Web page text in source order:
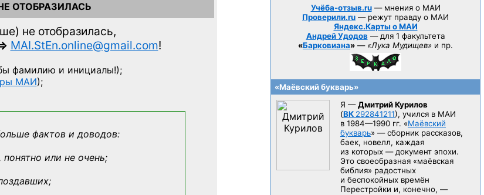
ОТОБРАЗИЛАСЬ
не отобразилась,
MAI.StEn.online@gmail.com!
фамилию и инициалы!);
МАИ);
фактов и доводов:
или не очень;
Учёба-отзыв.ru— мнения о МАИ
Проверили.ru — режут правду о МАИ
Яндекс.Карты о МАИ
Андрей Удодов — для 1 факультета
«Барковиана» — «Лука Мудищев» и пр.
«Маёвский букварь»
Я —Дмитрий Курилов
(ВК 292841211), учился в МАИ
в 1984—1990 гг. «Маёвский
букварь» — сборник рассказов,
баек, новелл, каждая
из которых — документ эпохи.
Это своеобразная «маёвская
библия» радостных
и беспокойных времён
Перестройки и, конечно, —